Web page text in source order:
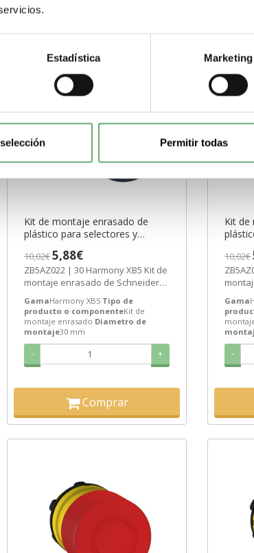
Estadística Marketing
Permitir todas
Kit de montaje enrasado de
plástico para selectores y
ZB5AZ022 Schneider Electric
[PLAZO 8-15 DIAS
10,02€5,88€
ZB5AZ022 | 30 Harmony XB5 Kit de
montaje enrasado de Schneider
3,89€...
GamaHarmony XB5 Tipo de
producto o componenteKit de
montaje enrasado Diametro de
montaje30 mm
- +
Comprar
Kit de
10,02€
3,89€...
Gama
-